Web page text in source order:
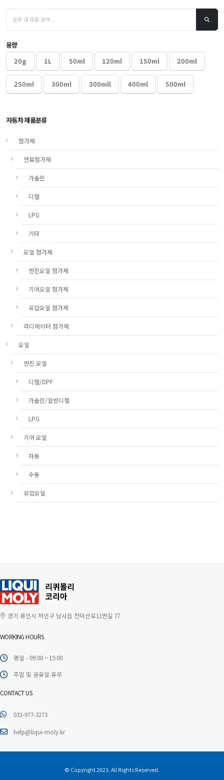
용량
20g
1L 50ml 120ml 150ml 200ml
250ml 300ml 300mll 400ml 500ml
자동차 제품분류
첨가제
연료첨가제
가솔린
디젤
LPG
기타
오일 첨가제
엔진오일 첨가제
기어오일 첨가제
유압오일 첨가제
라디에이터 첨가제
오일
엔진 오일
디젤/DPF
가솔린/일반디젤
LPG
기어 오일
자동
수동
유압오일
경기 용인시 처인구 남사읍 천덕산로11번길 77
WORKING HOURS
평일 - 09:00 ~ 15:00
주말 및 공휴일 휴무
CONTACT US
031-977-3273
help@liqui-moly.kr
© Copyright 2023. All Rights Reserved.